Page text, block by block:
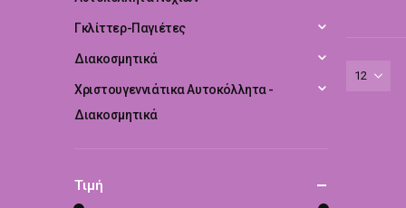
Γκλίττερ-Παγιέτες
Διακοσμητικά
Χριστουγεννιάτικα Αυτοκόλλητα -
Διακοσμητικά
Τιμή